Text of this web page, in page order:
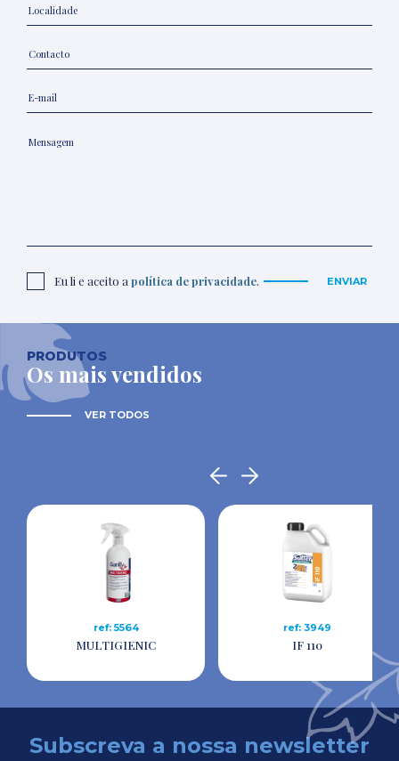
Eu li e aceito a política de privacidade. ENVIAR
PRODUTOS
Os mais vendidos
VER TODOS
ref: 5564
MULTIGIENIC
ref: 3949
IF 110
Subscreva a nossa newsletter